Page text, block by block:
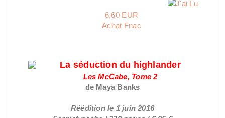
6,60 EUR
Achat Fnac
La séduction du highlander
Les McCabe, Tome 2
de Maya Banks
Réédition le 1 juin 2016